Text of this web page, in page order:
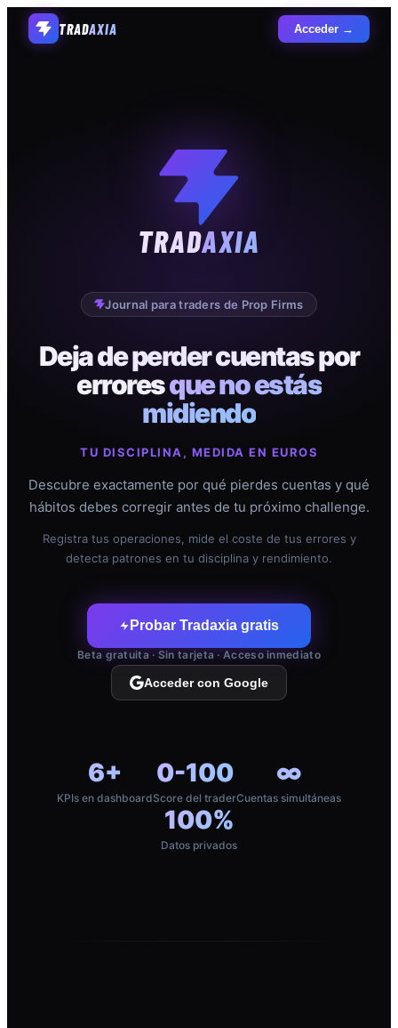
TRADAXIA Acceder →
TRADAXIA
Journal para traders de Prop Firms
Deja de perder cuentas por
erroresque no estás
midiendo
TU DISCIPLINA, MEDIDA EN EUROS
Descubre exactamente por qué pierdes cuentas y qué
hábitos debes corregir antes de tu próximo challenge.
Registra tus operaciones, mide el coste de tus errores y
detecta patrones en tu disciplina y rendimiento.
Probar Tradaxia gratis
Beta gratuita · Sin tarjeta · Acceso inmediato
Acceder con Google
6+
KPIs en dashboard
0-100
Score del trader
∞
Cuentas simultáneas
100%
Datos privados